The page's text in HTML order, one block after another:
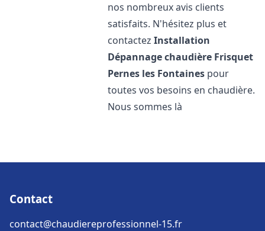
nos nombreux avis clients
satisfaits. N'hésitez plus et
contactezInstallation
Dépannage chaudière Frisquet
Pernes les Fontaines pour
toutes vos besoins en chaudière.
Nous sommes là
Contact
contact@chaudiereprofessionnel-15.fr